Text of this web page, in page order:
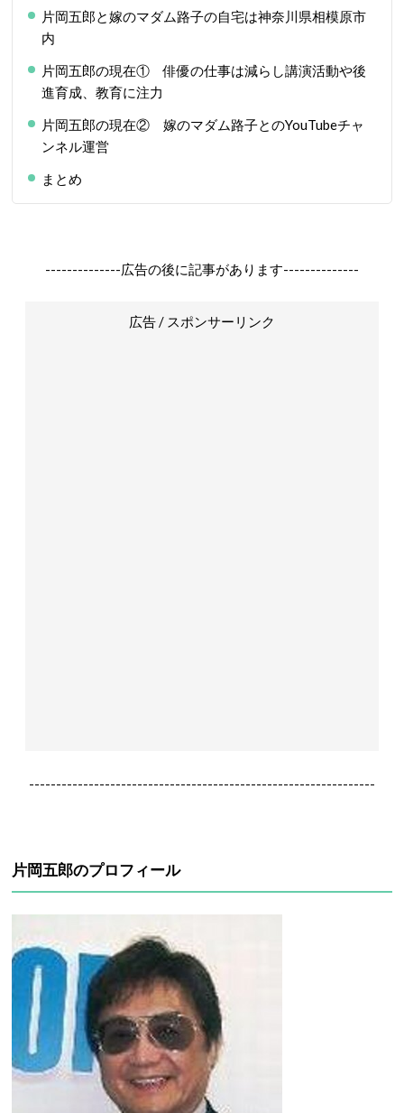
片岡五郎と嫁のマダム路子の自宅は神奈川県相模原市
内
片岡五郎の現在① 俳優の仕事は減らし講演活動や後
進育成、教育に注力
片岡五郎の現在② 嫁のマダム路子とのYouTubeチャ
ンネル運営
まとめ
--------------広告の後に記事があります--------------
広告 / スポンサーリンク
----------------------------------------------------------------
片岡五郎のプロフィール